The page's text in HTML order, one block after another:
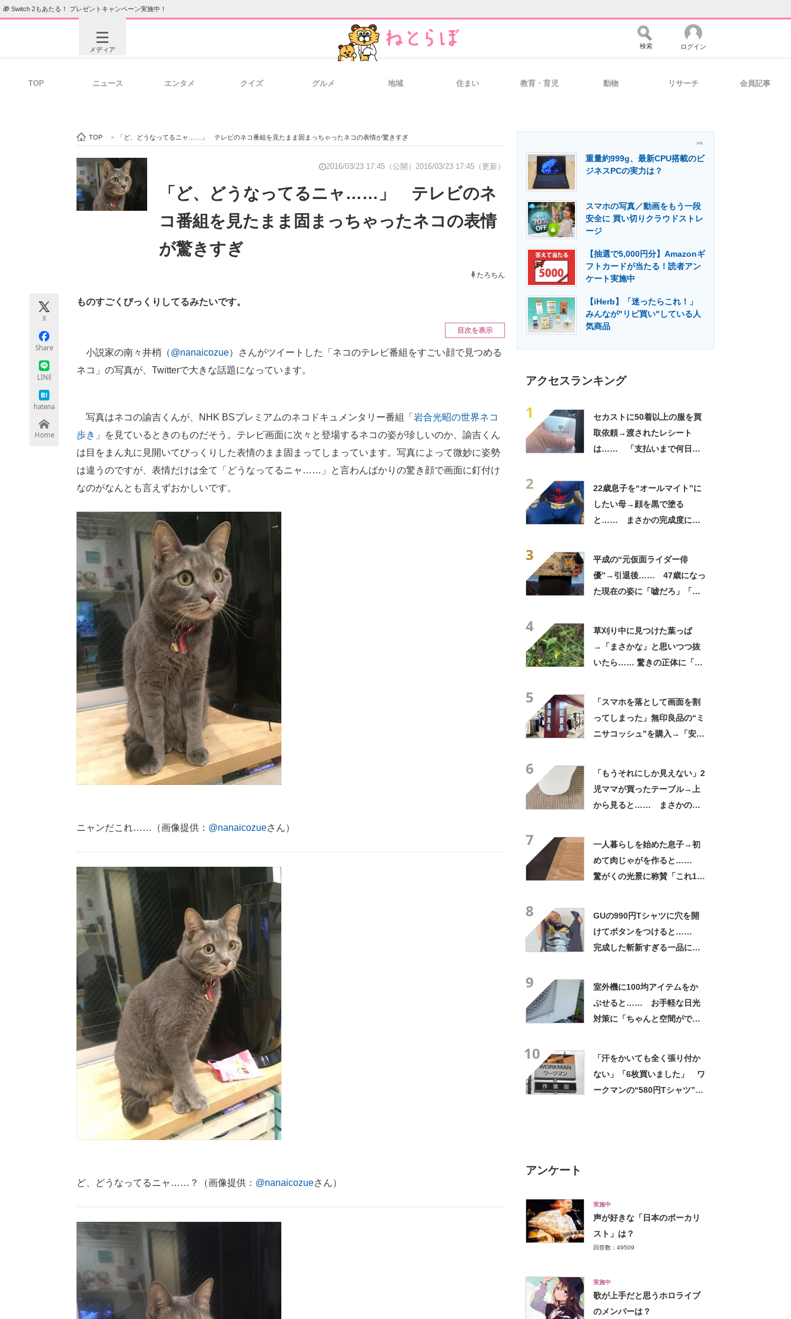
🎁 Switch 2もあたる！ プレゼントキャンペーン実施中！
メディア
ビジネスと働き方のヒント 経営リーダーのコミュニティ マーケ×ITの今がよく分かる
ITエンジニア向け専門サイト 企業向けIT製品の総合サイト IT製品の技術・比較・事例 製造業のIT導入・活用を支援
エネルギーの専門メディア 建設×テクノロジーの最前線
検索 ログイン
TOP ニュース エンタメ クイズ グルメ 地域 住まい 教育・育児 動物 リサーチ 会員記事
TOP > 「ど、どうなってるニャ……」 テレビのネコ番組を見たまま固まっちゃったネコの表情が驚きすぎ
2016/03/23 17:45（公開） 2016/03/23 17:45（更新）
「ど、どうなってるニャ……」 テレビのネ
コ番組を見たまま固まっちゃったネコの表情
が驚きすぎ
たろちん
X
Share
LINE
hatena
Home
ものすごくびっくりしてるみたいです。
目次を表示
小説家の南々井梢（@nanaicozue）さんがツイートした「ネコのテレビ番組をすごい顔で見つめる
ネコ」の写真が、Twitterで大きな話題になっています。
写真はネコの諭吉くんが、NHK BSプレミアムのネコドキュメンタリー番組「 岩合光昭の世界ネコ
歩き 」を見ているときのものだそう。テレビ画面に次々と登場するネコの姿が珍しいのか、諭吉くん
は目をまん丸に見開いてびっくりした表情のまま固まってしまっています。写真によって微妙に姿勢
は違うのですが、表情だけは全て「どうなってるニャ……」と言わんばかりの驚き顔で画面に釘付け
なのがなんとも言えずおかしいです。
ニャンだこれ……（画像提供： @nanaicozueさん）
ど、どうなってるニャ……？（画像提供： @nanaicozueさん）
- PR -
重量約999g、最新CPU搭載のビ
ジネスPCの実力は？
スマホの写真／動画をもう一段
安全に 買い切りクラウドストレ
ージ
【抽選で5,000円分】Amazonギ
フトカードが当たる！読者アン
ケート実施中
【iHerb】「迷ったらこれ！」
みんなが"リピ買い"している人
気商品
アクセスランキング
1
セカストに50着以上の服を買
取依頼→渡されたレシート
は…… 「支払いまで何日か
2
22歳息子を“オールマイト”に
したい母→顔を黒で塗る
と…… まさかの完成度に
3
平成の“元仮面ライダー俳
優”→引退後…… 47歳になっ
た現在の姿に「嘘だろ」「声
4
草刈り中に見つけた葉っぱ
→「まさかな」と思いつつ抜
いたら…… 驚きの正体に「お
5
「スマホを落として画面を割
ってしまった」無印良品の“ミ
ニサコッシュ”を購入→「安心
6
「もうそれにしか見えない」2
児ママが買ったテーブル→上
から見ると…… まさかの光
7
一人暮らしを始めた息子→初
めて肉じゃがを作ると……
驚がくの光景に称賛「これ1番
8
GUの990円Tシャツに穴を開
けてボタンをつけると……
完成した斬新すぎる一品に称
9
室外機に100均アイテムをか
ぶせると…… お手軽な日光
対策に「ちゃんと空間ができ
10
「汗をかいても全く張り付か
ない」「6枚買いました」 ワ
ークマンの“580円Tシャツ”が
アンケート
実施中
声が好きな「日本のボーカリ
スト」は？
回答数：49509
実施中
歌が上手だと思うホロライブ
のメンバーは？